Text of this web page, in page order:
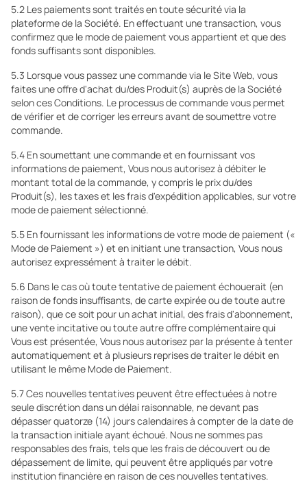
5.2 Les paiements sont traités en toute sécurité via la
plateforme de la Société. En effectuant une transaction, vous
confirmez que le mode de paiement vous appartient et que des
fonds suffisants sont disponibles.
5.3 Lorsque vous passez une commande via le Site Web, vous
faites une offre d'achat du/des Produit(s) auprès de la Société
selon ces Conditions. Le processus de commande vous permet
de vérifier et de corriger les erreurs avant de soumettre votre
commande.
5.4 En soumettant une commande et en fournissant vos
informations de paiement, Vous nous autorisez à débiter le
montant total de la commande, y compris le prix du/des
Produit(s), les taxes et les frais d'expédition applicables, sur votre
mode de paiement sélectionné.
5.5 En fournissant les informations de votre mode de paiement («
Mode de Paiement ») et en initiant une transaction, Vous nous
autorisez expressément à traiter le débit.
5.6 Dans le cas où toute tentative de paiement échouerait (en
raison de fonds insuffisants, de carte expirée ou de toute autre
raison), que ce soit pour un achat initial, des frais d'abonnement,
une vente incitative ou toute autre offre complémentaire qui
Vous est présentée, Vous nous autorisez par la présente à tenter
automatiquement et à plusieurs reprises de traiter le débit en
utilisant le même Mode de Paiement.
5.7 Ces nouvelles tentatives peuvent être effectuées à notre
seule discrétion dans un délai raisonnable, ne devant pas
dépasser quatorze (14) jours calendaires à compter de la date de
la transaction initiale ayant échoué. Nous ne sommes pas
responsables des frais, tels que les frais de découvert ou de
dépassement de limite, qui peuvent être appliqués par votre
institution financière en raison de ces nouvelles tentatives.